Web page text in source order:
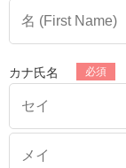
カナ氏名